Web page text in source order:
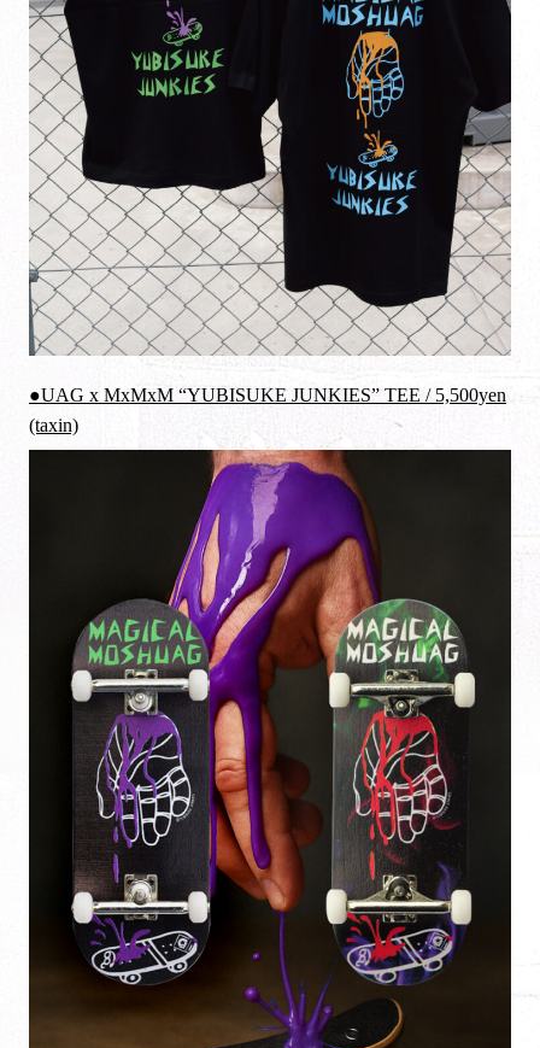
●UAG x MxMxM “YUBISUKE JUNKIES” TEE / 5,500yen
(taxin)